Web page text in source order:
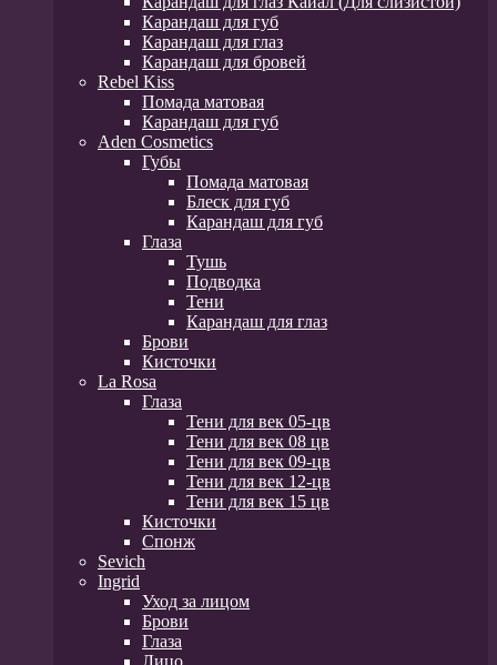
Карандаш для губ
Карандаш для глаз
Карандаш для бровей
Rebel Kiss
Помада матовая
Карандаш для губ
Aden Cosmetics
Губы
Помада матовая
Блеск для губ
Карандаш для губ
Глаза
Тушь
Подводка
Тени
Карандаш для глаз
Брови
Кисточки
La Rosa
Глаза
Тени для век 05-цв
Тени для век 08 цв
Тени для век 09-цв
Тени для век 12-цв
Тени для век 15 цв
Кисточки
Спонж
Sevich
Ingrid
Уход за лицом
Брови
Глаза
Лицо